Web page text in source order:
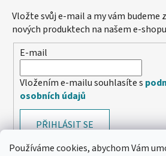
Používáme cookies, abychom Vám
Vložte svůj e-mail a my vám budeme
nových produktech na našem e-
E-mail
Vložením e-mailu souhlasíte s
osobních údajů
PŘIHLÁSIT SE